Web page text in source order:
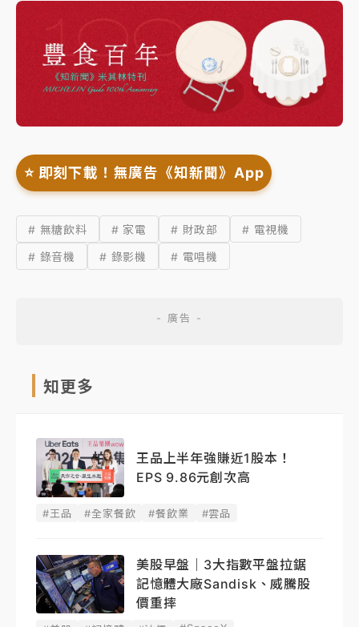
⭐️ 即刻下載！無廣告《知新聞》App
# 無糖飲料 # 家電 # 財政部
# 電視機
# 錄音機
# 錄影機 # 電唱機
知更多
王品上半年強賺近1股本！
EPS 9.86元創次高
#王品 #全家餐飲 #餐飲業 #雲品
美股早盤｜3大指數平盤拉鋸
記憶體大廠Sandisk、威騰股
價重摔